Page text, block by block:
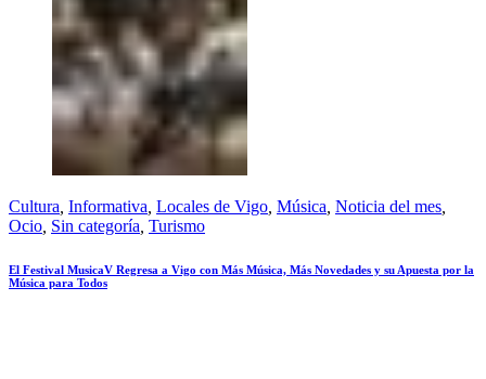
Cultura Informativa Locales de Vigo Música Noticia del mes
Ocio Sin categoría Turismo
El Festival MusicaV Regresa a Vigo con Más Música, Más Novedades y su Apuesta por la
Música para Todos